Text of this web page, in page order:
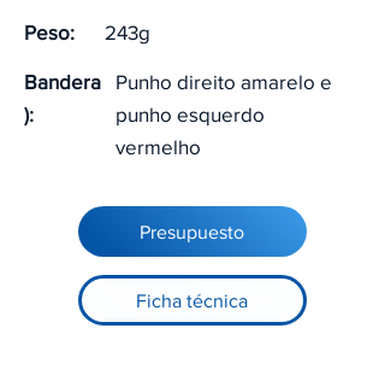
Peso: 243g
Bandera
):
Punho direito amarelo e
punho esquerdo
vermelho
Presupuesto
Ficha técnica